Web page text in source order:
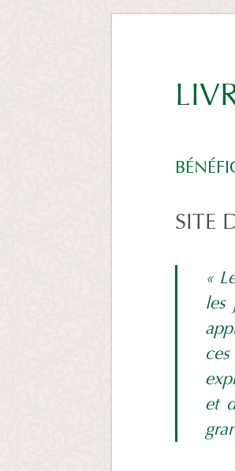
SITE
«
les
et